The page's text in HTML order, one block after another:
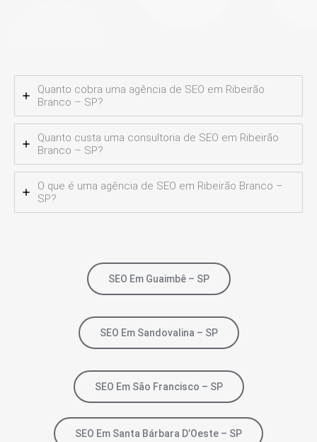
Quanto cobra uma agência de SEO em Ribeirão
Branco – SP?
Quanto custa uma consultoria de SEO em Ribeirão
Branco – SP?
O que é uma agência de SEO em Ribeirão Branco –
SP?
SEO Em Guaimbê – SP
SEO Em Sandovalina – SP
SEO Em São Francisco – SP
SEO Em Santa Bárbara D’Oeste – SP